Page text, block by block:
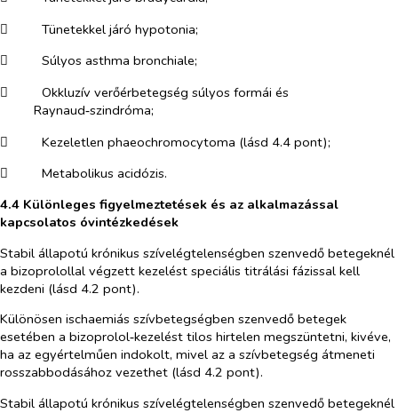
​
Tünetekkel járó hypotonia;
​
Súlyos asthma bronchiale;
​
Okkluzív verőérbetegség súlyos formái és
Raynaud‑szindróma;
​
Kezeletlen phaeochromocytoma (lásd 4.4 pont);
​
Metabolikus acidózis.
4.4 Különleges figyelmeztetések és az alkalmazással
kapcsolatos óvintézkedések
Stabil állapotú krónikus szívelégtelenségben szenvedő betegeknél
a bizoprolollal végzett kezelést speciális titrálási fázissal kell
kezdeni (lásd 4.2 pont).
Különösen ischaemiás szívbetegségben szenvedő betegek
esetében a bizoprolol‑kezelést tilos hirtelen megszüntetni, kivéve,
ha az egyértelműen indokolt, mivel az a szívbetegség átmeneti
rosszabbodásához vezethet (lásd 4.2 pont).
Stabil állapotú krónikus szívelégtelenségben szenvedő betegeknél